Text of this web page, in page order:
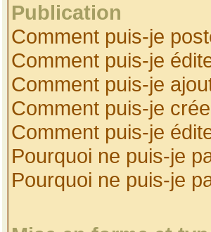
Publication
Comment puis-je
Comment puis-je
Comment puis-je
Comment puis-je
Comment puis-je
Pourquoi ne puis-je
Pourquoi ne puis-je